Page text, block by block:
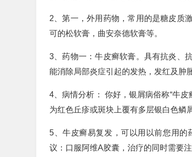
2、第一，外用药物，常用的是糖皮质
可的松软膏，曲安奈德软膏等。
3、药物一：牛皮癣软膏。具有抗炎、
能消除局部炎症引起的发热，发红及肿胀
4、病情分析： 你好，银屑病俗称“牛
为红色丘疹或斑块上覆有多层银白色鳞屑
5、牛皮癣易复发，可以用以前您用
议：口服阿维A胶囊，治疗的同时需要